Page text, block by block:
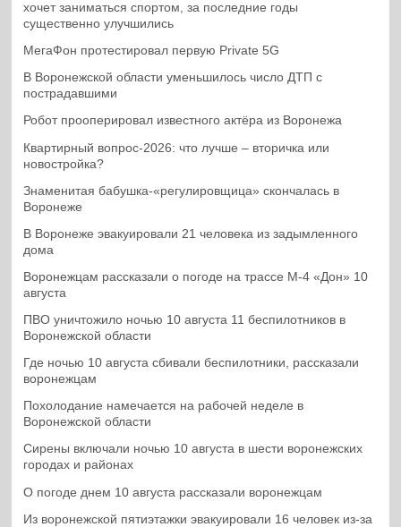
хочет заниматься спортом, за последние годы
существенно улучшились
МегаФон протестировал первую Private 5G
В Воронежской области уменьшилось число ДТП с
пострадавшими
Робот прооперировал известного актёра из Воронежа
Квартирный вопрос-2026: что лучше – вторичка или
новостройка?
Знаменитая бабушка-«регулировщица» скончалась в
Воронеже
В Воронеже эвакуировали 21 человека из задымленного
дома
Воронежцам рассказали о погоде на трассе М-4 «Дон» 10
августа
ПВО уничтожило ночью 10 августа 11 беспилотников в
Воронежской области
Где ночью 10 августа сбивали беспилотники, рассказали
воронежцам
Похолодание намечается на рабочей неделе в
Воронежской области
Сирены включали ночью 10 августа в шести воронежских
городах и районах
О погоде днем 10 августа рассказали воронежцам
Из воронежской пятиэтажки эвакуировали 16 человек из-за